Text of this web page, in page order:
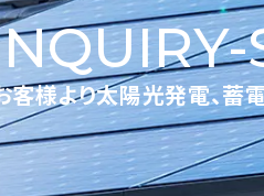
様より太陽光発電、蓄